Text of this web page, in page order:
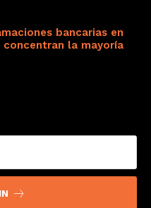
bancarias en
la mayoría